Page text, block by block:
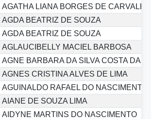
AGATHA LIANA BORGES DE CARVALHO
AGDA BEATRIZ DE SOUZA
AGDA BEATRIZ DE SOUZA
AGLAUCIBELLY MACIEL BARBOSA
AGNE BARBARA DA SILVA COSTA
AGNES CRISTINA ALVES DE LIMA
AGUINALDO RAFAEL DO NASCIMENTO
AIANE DE SOUZA LIMA
AIDYNE MARTINS DO NASCIMENTO